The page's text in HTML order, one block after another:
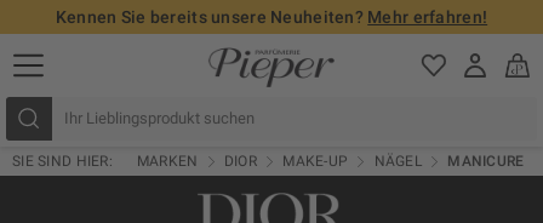
Kennen Sie bereits unsere Neuheiten? Mehr erfahren!
SIE SIND HIER: MARKEN DIOR MAKE-UP NÄGEL MANICURE